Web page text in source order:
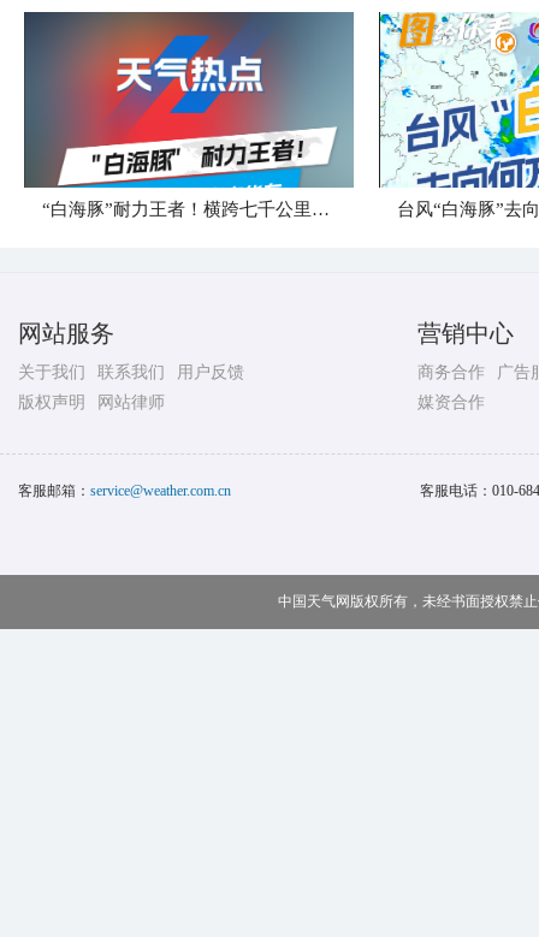
“白海豚”耐力王者！横跨七千公里直奔华东 台风“白海豚”去
网站服务
关于我们 联系我们
用户反馈
版权声明
网站律师
营销中心
商务合作
广告
媒资合作
客服邮箱： service@weather.com.cn 客服电话： 010-
中国天气网版权所有，未经书面授权